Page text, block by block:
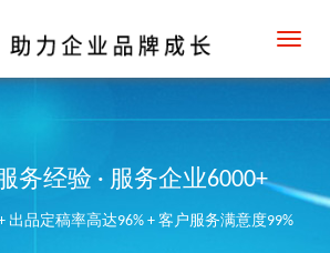
务经验 · 服务企业6000+
出品定稿率高达96% + 客户服务满意度99%